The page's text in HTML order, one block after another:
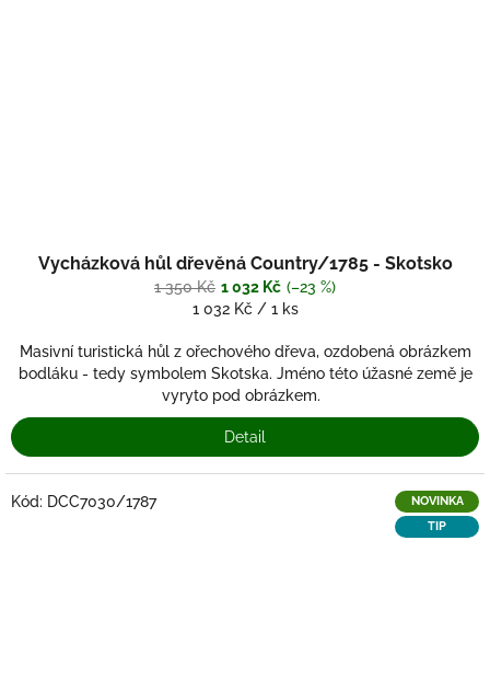
Vycházková hůl dřevěná Country/1785 - Skotsko
1 350 Kč 1 032 Kč (–23 %)
Měrná
1 032 Kč / 1 ks
Masivní turistická hůl z ořechového dřeva, ozdobená obrázkem
bodláku - tedy symbolem Skotska. Jméno této úžasné země je
vyryto pod obrázkem.
Detail
NOVINKA
TIP
Kód: DCC7030/1787